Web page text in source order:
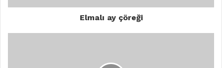
Elmalı ay çöreği